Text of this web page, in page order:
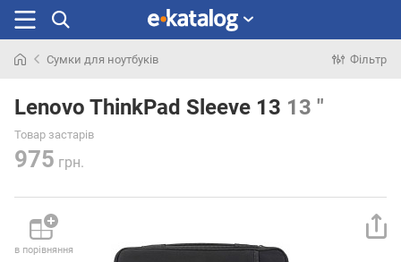
раніше
Сумки для ноутбуків Фільтр
Lenovo ThinkPad Sleeve 13 13 "
Товар застарів
975 грн.
в порівняння